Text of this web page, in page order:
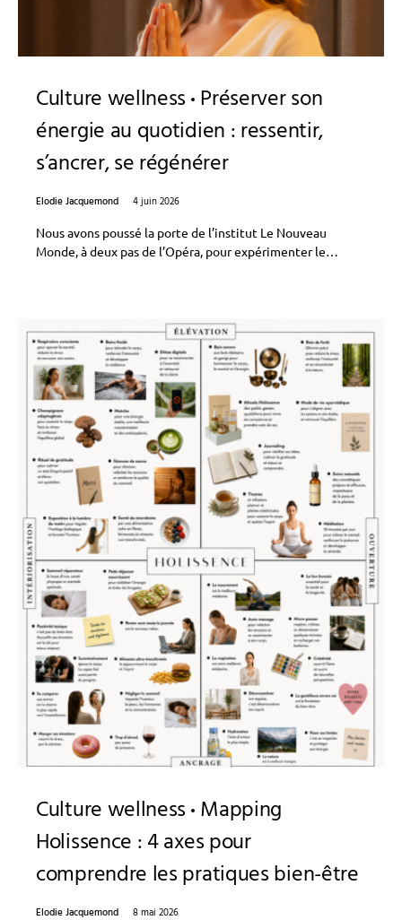
Culture wellness Préserver son
énergie au quotidien : ressentir,
s’ancrer, se régénérer
Elodie Jacquemond
4 juin 2026
Nous avons poussé la porte de l’institut Le Nouveau
Monde, à deux pas de l’Opéra, pour expérimenter le…
Culture wellness Mapping
Holissence : 4 axes pour
comprendre les pratiques bien-être
Elodie Jacquemond 8 mai 2026